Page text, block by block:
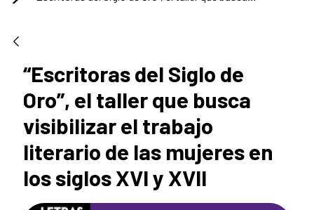
“Escritoras del Siglo de
Oro”, el taller que busca
visibilizar el trabajo
literario de las mujeres en
los siglos XVI y XVII